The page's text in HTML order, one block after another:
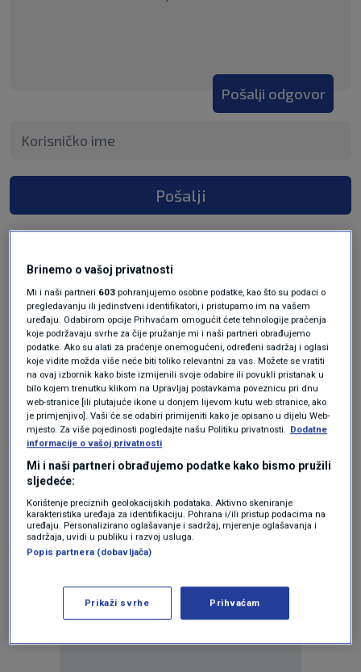
Pošalji odgovor
Pošalji
Oglas
Brinemo o vašoj privatnosti
Mi i naši partneri 603 pohranjujemo osobne podatke, kao što su podaci o
pregledavanju ili jedinstveni identifikatori, i pristupamo im na vašem
uređaju. Odabirom opcije Prihvaćam omogućit ćete tehnologije praćenja
koje podržavaju svrhe za čije pružanje mi i naši partneri obrađujemo
podatke. Ako su alati za praćenje onemogućeni, određeni sadržaj i oglasi
koje vidite možda više neće biti toliko relevantni za vas. Možete se vratiti
na ovaj izbornik kako biste izmijenili svoje odabire ili povukli pristanak u
bilo kojem trenutku klikom na Upravljaj postavkama poveznicu pri dnu
web-stranice [ili plutajuće ikone u donjem lijevom kutu web stranice, ako
je primjenjivo]. Vaši će se odabiri primijeniti kako je opisano u dijelu Web-
mjesto. Za više pojedinosti pogledajte našu Politiku privatnosti. Dodatne
informacije o vašoj privatnosti
Mi i naši partneri obrađujemo podatke kako bismo pružili
sljedeće:
Korištenje preciznih geolokacijskih podataka. Aktivno skeniranje
karakteristika uređaja za identifikaciju. Pohrana i/ili pristup podacima na
uređaju. Personalizirano oglašavanje i sadržaj, mjerenje oglašavanja i
sadržaja, uvidi u publiku i razvoj usluga.
Popis partnera (dobavljača)
Prikaži svrhe Prihvaćam